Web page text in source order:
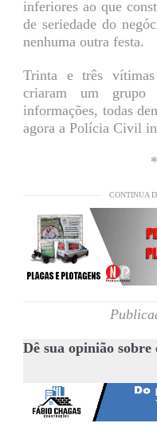
inferiores ao que
de seriedade do
nenhuma outra festa.
Trinta e três vítimas
criaram um grupo
informações, todas
agora a Polícia Civil
CONTINUA
Dê sua opinião sobre